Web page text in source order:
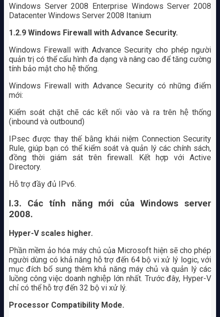
Windows Server 2008 Enterprise Windows Server 2008
Datacenter Windows Server 2008 Itanium
1.2.9 Windows Firewall with Advance Security.
Windows Firewall with Advance Security cho phép người
quản trị có thể cấu hình đa dạng và nâng cao để tăng cường
tính bảo mật cho hệ thống.
Windows Firewall with Advance Security có những điểm
mới:
Kiểm soát chặt chẽ các kết nối vào và ra trên hệ thống
(inbound và outbound)
IPsec được thay thế bằng khái niệm Connection Security
Rule, giúp bạn có thể kiểm soát và quản lý các chính sách,
đồng thời giám sát trên firewall. Kết hợp với Active
Directory.
Hỗ trợ đầy đủ IPv6.
I.3. Các tính năng mới của Windows server
2008.
Hyper-V scales higher.
Phần mềm ảo hóa máy chủ của Microsoft hiện sẽ cho phép
người dùng có khả năng hỗ trợ đến 64 bộ vi xử lý logic, với
mục đích bổ sung thêm khả năng máy chủ và quản lý các
luồng công việc doanh nghiệp lớn nhất. Trước đây, Hyper-V
chỉ có thể hỗ trợ đến 32 bộ vi xử lý.
Processor Compatibility Mode.